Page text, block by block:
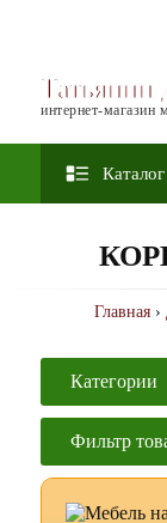
Татьянин
интернет-магазин
Каталог
Главная ›
Категории
Фильтр